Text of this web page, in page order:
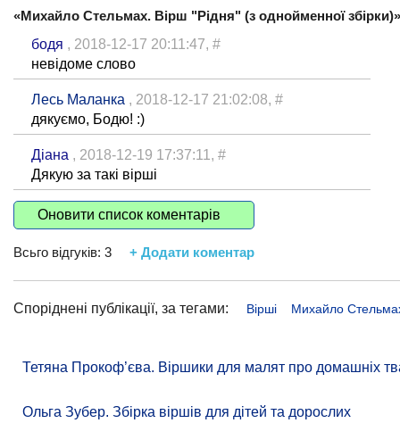
«Михайло Стельмах. Вірш "Рідня" (з однойменної
бодя , 2018-12-17 20:11:47, #
невідоме слово
Лесь Маланка , 2018-12-17 21:02:08, #
дякуємо, Бодю! :)
Діана , 2018-12-19 17:37:11, #
Дякую за такі вірші
Оновити список коментарів
Всьго відгуків: 3 + Додати коментар
Споріднені публікації, за тегами: Вірші Михайло
Тетяна Прокоф’єва. Віршики для малят про домашніх
Ольга Зубер. Збірка віршів для дітей та дорослих